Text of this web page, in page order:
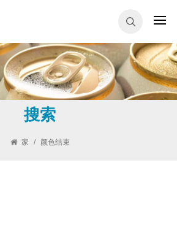
搜索
家 / 颜色结束